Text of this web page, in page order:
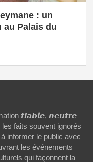
: un
au Palais du
𝙛𝙞𝙖𝙗𝙡𝙚, 𝙣𝙚𝙪𝙩𝙧𝙚
faits souvent ignorés
informer le public avec
les événements
qui façonnent la